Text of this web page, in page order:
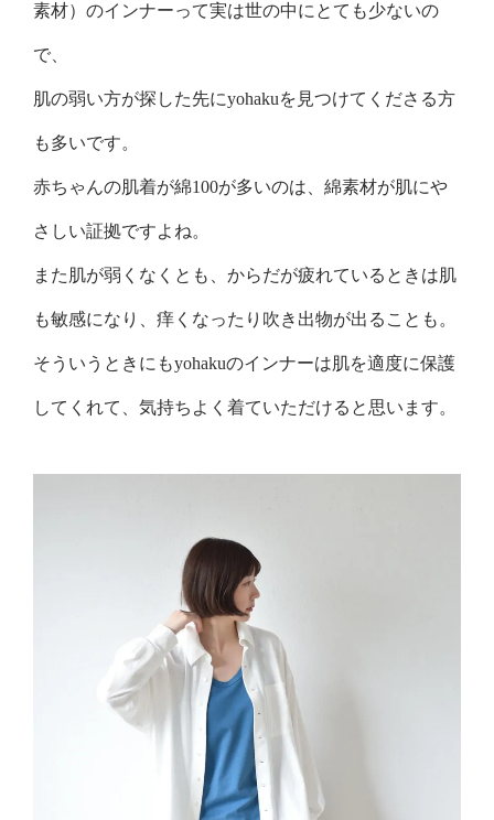
素材）のインナーって実は世の中にとても少ないの
で、
肌の弱い方が探した先にyohakuを見つけてくださる方
も多いです。
赤ちゃんの肌着が綿100が多いのは、綿素材が肌にや
さしい証拠ですよね。
また肌が弱くなくとも、からだが疲れているときは肌
も敏感になり、痒くなったり吹き出物が出ることも。
そういうときにもyohakuのインナーは肌を適度に保護
してくれて、気持ちよく着ていただけると思います。